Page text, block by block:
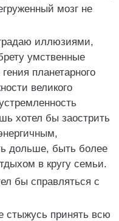
мозг не
иллюзиями,
умственные
планетарного
великого
хотел бы заострить
дольше, быть более
в кругу семьи.
бы справляться с
стыжусь принять всю